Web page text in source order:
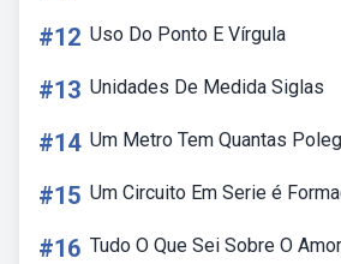
#12 Uso Do Ponto E Vírgula
#13 Unidades De Medida Siglas
#14 Um Metro Tem Quantas
#15 Um Circuito Em Serie é
#16 Tudo O Que Sei Sobre O